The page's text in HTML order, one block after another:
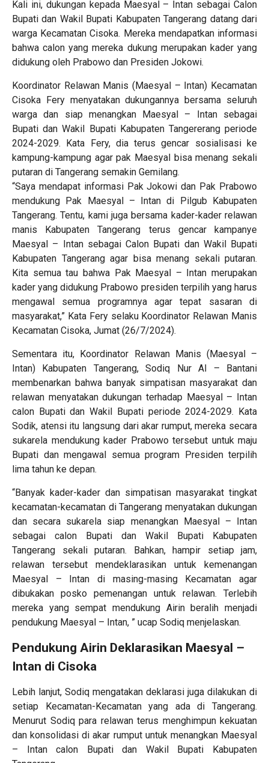
Kali ini, dukungan kepada Maesyal – Intan sebagai Calon
Bupati dan Wakil Bupati Kabupaten Tangerang datang dari
warga Kecamatan Cisoka. Mereka mendapatkan informasi
bahwa calon yang mereka dukung merupakan kader yang
didukung oleh Prabowo dan Presiden Jokowi.
Koordinator Relawan Manis (Maesyal – Intan) Kecamatan
Cisoka Fery menyatakan dukungannya bersama seluruh
warga dan siap menangkan Maesyal – Intan sebagai
Bupati dan Wakil Bupati Kabupaten Tangererang periode
2024-2029. Kata Fery, dia terus gencar sosialisasi ke
kampung-kampung agar pak Maesyal bisa menang sekali
putaran di Tangerang semakin Gemilang.
“Saya mendapat informasi Pak Jokowi dan Pak Prabowo
mendukung Pak Maesyal – Intan di Pilgub Kabupaten
Tangerang. Tentu, kami juga bersama kader-kader relawan
manis Kabupaten Tangerang terus gencar kampanye
Maesyal – Intan sebagai Calon Bupati dan Wakil Bupati
Kabupaten Tangerang agar bisa menang sekali putaran.
Kita semua tau bahwa Pak Maesyal – Intan merupakan
kader yang didukung Prabowo presiden terpilih yang harus
mengawal semua programnya agar tepat sasaran di
masyarakat,” Kata Fery selaku Koordinator Relawan Manis
Kecamatan Cisoka, Jumat (26/7/2024).
Sementara itu, Koordinator Relawan Manis (Maesyal –
Intan) Kabupaten Tangerang, Sodiq Nur Al – Bantani
membenarkan bahwa banyak simpatisan masyarakat dan
relawan menyatakan dukungan terhadap Maesyal – Intan
calon Bupati dan Wakil Bupati periode 2024-2029. Kata
Sodik, atensi itu langsung dari akar rumput, mereka secara
sukarela mendukung kader Prabowo tersebut untuk maju
Bupati dan mengawal semua program Presiden terpilih
lima tahun ke depan.
“Banyak kader-kader dan simpatisan masyarakat tingkat
kecamatan-kecamatan di Tangerang menyatakan dukungan
dan secara sukarela siap menangkan Maesyal – Intan
sebagai calon Bupati dan Wakil Bupati Kabupaten
Tangerang sekali putaran. Bahkan, hampir setiap jam,
relawan tersebut mendeklarasikan untuk kemenangan
Maesyal – Intan di masing-masing Kecamatan agar
dibukakan posko pemenangan untuk relawan. Terlebih
mereka yang sempat mendukung Airin beralih menjadi
pendukung Maesyal – Intan, ” ucap Sodiq menjelaskan.
Pendukung Airin Deklarasikan Maesyal –
Intan di Cisoka
Lebih lanjut, Sodiq mengatakan deklarasi juga dilakukan di
setiap Kecamatan-Kecamatan yang ada di Tangerang.
Menurut Sodiq para relawan terus menghimpun kekuatan
dan konsolidasi di akar rumput untuk menangkan Maesyal
– Intan calon Bupati dan Wakil Bupati Kabupaten